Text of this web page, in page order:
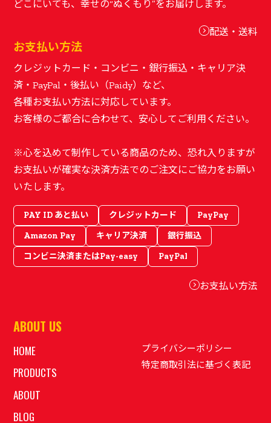
配送・送料
お支払い方法
クレジットカード・コンビニ・銀行振込・キャリア決
済・PayPal・後払い（Paidy）など、
各種お支払い方法に対応しています。
お客様のご都合に合わせて、安心してご利用ください。
※心を込めて制作している商品のため、恐れ入りますが
お支払いが確実な決済方法でのご注文にご協力をお願い
いたします。
PAY ID あと払い クレジットカード
PayPay
Amazon Pay
キャリア決済
銀行振込
コンビニ決済またはPay-easy
PayPal
お支払い方法
ABOUT US
HOME
PRODUCTS
ABOUT
BLOG
プライバシーポリシー
特定商取引法に基づく表記